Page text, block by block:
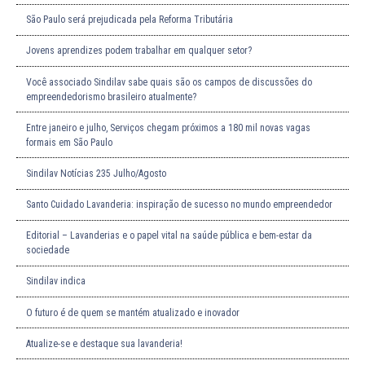
São Paulo será prejudicada pela Reforma Tributária
Jovens aprendizes podem trabalhar em qualquer setor?
Você associado Sindilav sabe quais são os campos de discussões do
empreendedorismo brasileiro atualmente?
Entre janeiro e julho, Serviços chegam próximos a 180 mil novas vagas
formais em São Paulo
Sindilav Notícias 235 Julho/Agosto
Santo Cuidado Lavanderia: inspiração de sucesso no mundo empreendedor
Editorial – Lavanderias e o papel vital na saúde pública e bem-estar da
sociedade
Sindilav indica
O futuro é de quem se mantém atualizado e inovador
Atualize-se e destaque sua lavanderia!